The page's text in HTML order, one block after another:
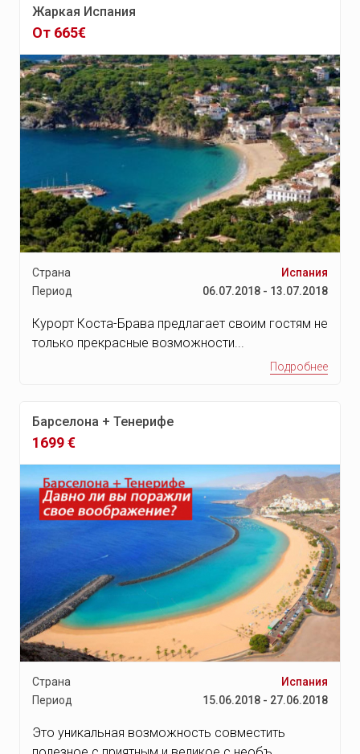
Жаркая Испания
От 665€
Страна
Испания
Период
06.07.2018 - 13.07.2018
Курорт Коста-Брава предлагает своим гостям не
только прекрасные возможности...
Подробнее
Барселона + Тенерифе
1699 €
Страна
Испания
Период
15.06.2018 - 27.06.2018
Это уникальная возможность совместить